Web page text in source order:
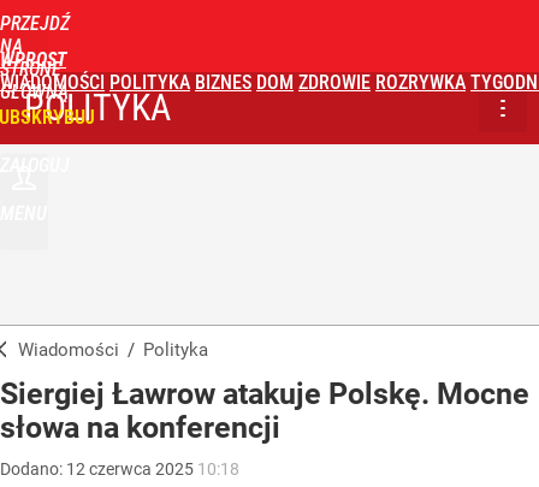
PRZEJDŹ
NA
STRONĘ
GŁÓWNĄ
WPROST
WIADOMOŚCI POLITYKA BIZNES DOM ZDROWIE ROZRYWKA
POLITYKA
Wiadomości / Polityka
Siergiej Ławrow atakuje Polskę. Mocne
słowa na konferencji
Dodano: 12 czerwca 2025 10:18